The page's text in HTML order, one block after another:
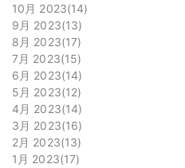
10月 2023 14
9月 2023 13
8月 2023 17
7月 2023 15
6月 2023 14
5月 2023 12
4月 2023 14
3月 2023 16
2月 2023 13
1月 2023 17